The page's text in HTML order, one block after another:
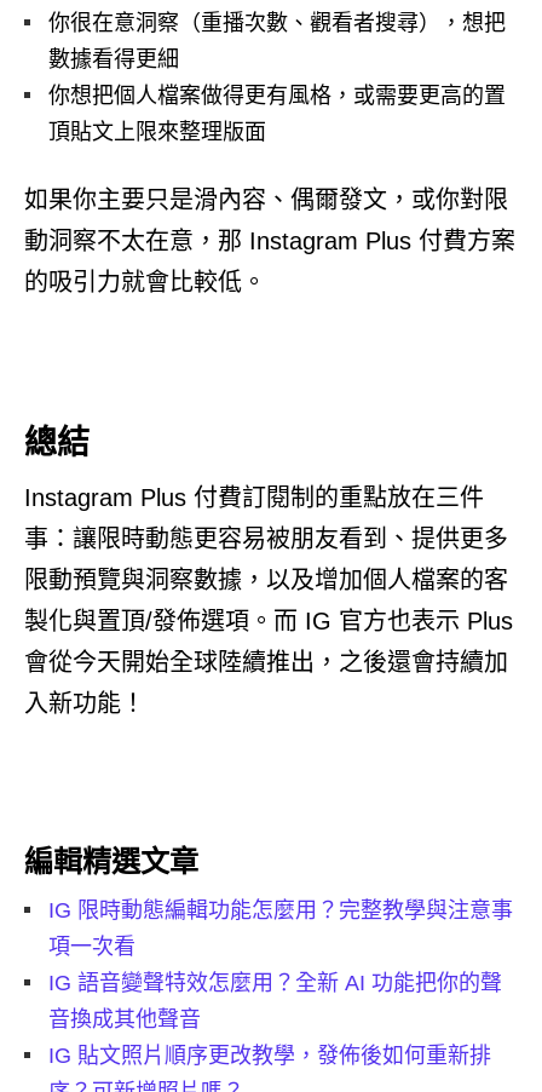
你很在意洞察（重播次數、觀看者搜尋），想把
數據看得更細
你想把個人檔案做得更有風格，或需要更高的置
頂貼文上限來整理版面
如果你主要只是滑內容、偶爾發文，或你對限
動洞察不太在意，那 Instagram Plus 付費方案
的吸引力就會比較低。
總結
Instagram Plus 付費訂閱制的重點放在三件
事：讓限時動態更容易被朋友看到、提供更多
限動預覽與洞察數據，以及增加個人檔案的客
製化與置頂/發佈選項。而 IG 官方也表示 Plus
會從今天開始全球陸續推出，之後還會持續加
入新功能！
編輯精選文章
IG 限時動態編輯功能怎麼用？完整教學與注意事
項一次看
IG 語音變聲特效怎麼用？全新 AI 功能把你的聲
音換成其他聲音
IG 貼文照片順序更改教學，發佈後如何重新排